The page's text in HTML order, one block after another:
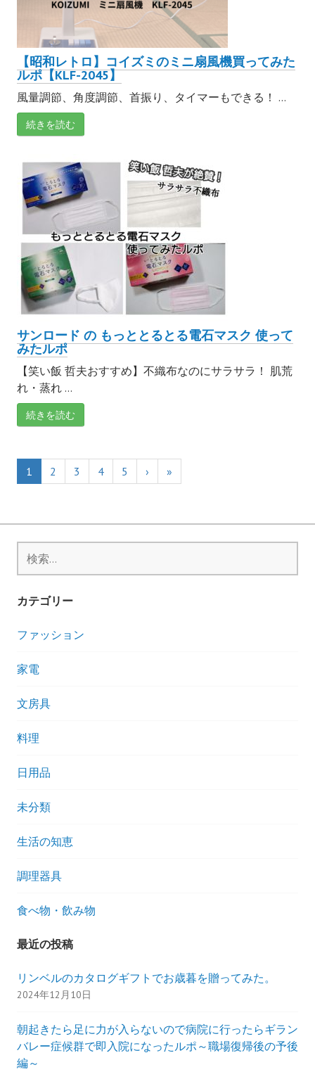
【昭和レトロ】コイズミのミニ扇風機買ってみた
ルポ【KLF-2045】
風量調節、角度調節、首振り、タイマーもできる！ ...
続きを読む
サンロード の もっととるとる電石マスク 使って
みたルポ
【笑い飯 哲夫おすすめ】不織布なのにサラサラ！ 肌荒
れ・蒸れ ...
続きを読む
1 2 3 4 5 › »
索:
カテゴリー
ファッション
家電
文房具
料理
日用品
未分類
生活の知恵
調理器具
食べ物・飲み物
最近の投稿
リンベルのカタログギフトでお歳暮を贈ってみた。
2024年12月10日
朝起きたら足に力が入らないので病院に行ったらギラン
バレー症候群で即入院になったルポ～職場復帰後の予後
編～